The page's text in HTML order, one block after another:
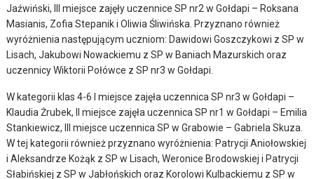
Jaźwiński, III miejsce zajęły uczennice SP nr2 w Gołdapi – Roksana
Masianis, Zofia Stepanik i Oliwia Śliwińska. Przyznano również
wyróżnienia następującym uczniom: Dawidowi Goszczykowi z SP w
Lisach, Jakubowi Nowackiemu z SP w Baniach Mazurskich oraz
uczennicy Wiktorii Połówce z SP nr3 w Gołdapi.
W kategorii klas 4-6 I miejsce zajęła uczennica SP nr3 w Gołdapi –
Klaudia Żrubek, II miejsce zajęła uczennica SP nr1 w Gołdapi – Emilia
Stankiewicz, III miejsce uczennica SP w Grabowie – Gabriela Skuza.
W tej kategorii również przyznano wyróżnienia: Patrycji Aniołowskiej
i Aleksandrze Kożąk z SP w Lisach, Weronice Brodowskiej i Patrycji
Słabińskiej z SP w Jabłońskich oraz Korolowi Kulbackiemu z SP w